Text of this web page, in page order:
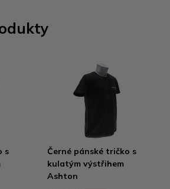
s
Černé pánské tričko s
kulatým výstřihem
Ashton